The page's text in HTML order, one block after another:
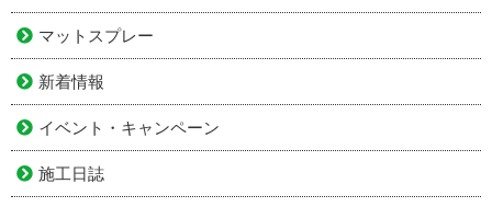
マットスプレー
新着情報
イベント・キャンペーン
施工日誌